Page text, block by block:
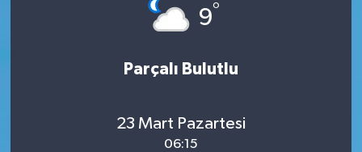
9°
Parçalı Bulutlu
23 Mart Pazartesi
06:15